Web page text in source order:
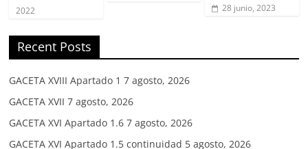
2022
28 junio, 2023
Recent Posts
GACETA XVIII Apartado 1 7 agosto, 2026
GACETA XVII 7 agosto, 2026
GACETA XVI Apartado 1.6 7 agosto, 2026
GACETA XVI Apartado 1.5 continuidad 5 agosto, 2026